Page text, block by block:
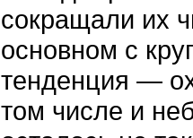
сокращали их
основном с
тенденция —
том числе и